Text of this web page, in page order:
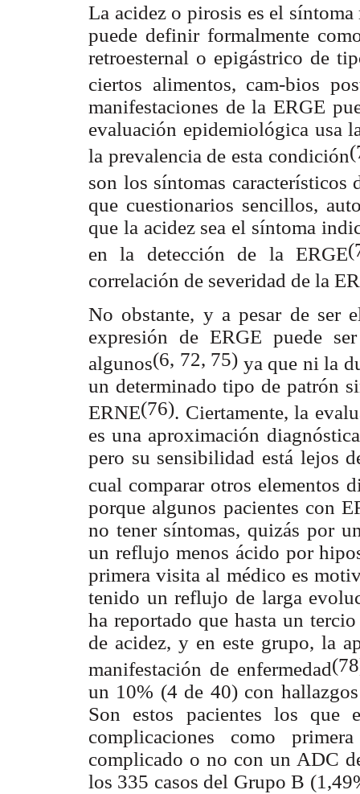
La acidez o pirosis es el
puede definir formalmente
retroesternal o epigástrico de
ciertos alimentos, cam-bios
manifestaciones de la ERGE
evaluación epidemiológica usa
la prevalencia de esta condición
son los síntomas
que cuestionarios sencillos,
que la acidez sea el síntoma
en la detección de la ERGE
correlación de severidad de la
No obstante, y a pesar de ser
expresión de ERGE puede
algunos(6, 72, 75) ya que ni la
un determinado tipo de patrón
ERNE(76). Ciertamente, la
es una aproximación
pero su sensibilidad está lejos
cual comparar otros elementos
porque algunos pacientes con
no tener síntomas, quizás por
un reflujo menos ácido por
primera visita al médico es
tenido un reflujo de larga
ha reportado que hasta un
de acidez, y en este grupo, la
manifestación de enfermedad
un 10% (4 de 40) con
Son estos pacientes los que
complicaciones como
complicado o no con un ADC
los 335 casos del Grupo B